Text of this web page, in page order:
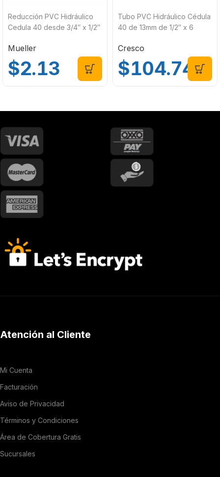
Reducción PVC Hidráulico
Cedula 40 desde 3/4″ x 1/2″
Mueller
$2.13
Tubo PVC Hidráulico Cédula
40 de 13mm de 1/2″ x 6
Cresco
$104.74
Atención al Cliente
Mi Cuenta
Facturación
Aviso de Privacidad
Términos y Condiciones
Área de Cobertura Gratis
Sucursales